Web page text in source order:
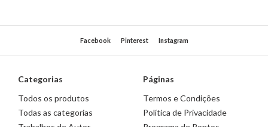
Facebook Pinterest Instagram
Categorias
Todos os produtos
Todas as categorias
Páginas
Termos e Condições
Política de Privacidade